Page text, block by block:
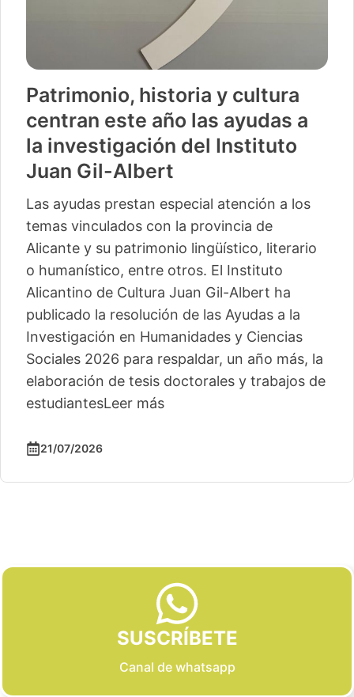
Patrimonio, historia y cultura
centran este año las ayudas a
la investigación del Instituto
Juan Gil-Albert
Las ayudas prestan especial atención a los
temas vinculados con la provincia de
Alicante y su patrimonio lingüístico, literario
o humanístico, entre otros. El Instituto
Alicantino de Cultura Juan Gil-Albert ha
publicado la resolución de las Ayudas a la
Investigación en Humanidades y Ciencias
Sociales 2026 para respaldar, un año más, la
elaboración de tesis doctorales y trabajos de
estudiantesLeer más
21/07/2026
SUSCRÍBETE
Canal de whatsapp